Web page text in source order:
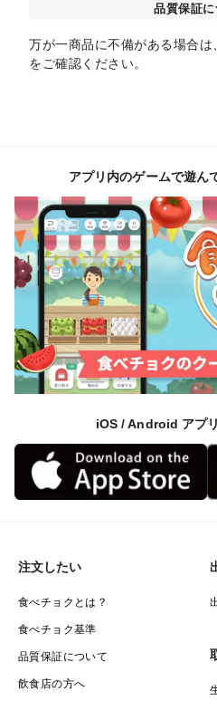
品質保証に
万が一商品に不備がある場合は
をご確認ください。
アプリ内のゲームで遊ん
iOS / Android アプ
注文したい
食べチョクとは？
食べチョク基準
品質保証について
飲食店の方へ